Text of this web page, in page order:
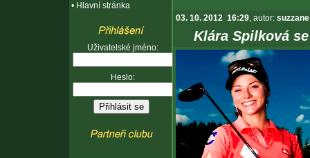
• Hlavní stránka
Uživatelské jméno:
Heslo:
03. 10. 2012 16:29, autor: suzzane
Klára Spilková